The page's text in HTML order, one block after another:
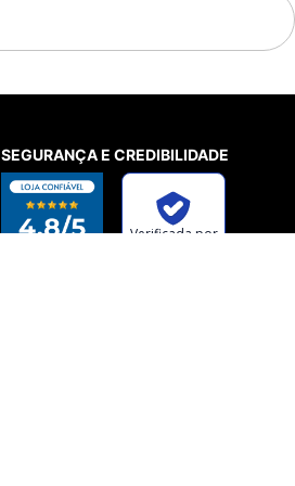
SEGURANÇA E CREDIBILIDADE